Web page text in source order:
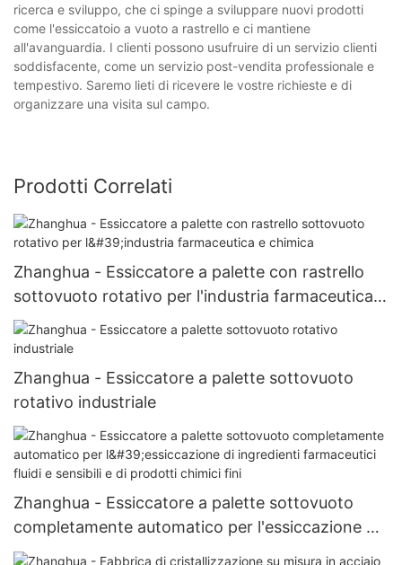
ricerca e sviluppo, che ci spinge a sviluppare nuovi prodotti
come l'essiccatoio a vuoto a rastrello e ci mantiene
all'avanguardia. I clienti possono usufruire di un servizio clienti
soddisfacente, come un servizio post-vendita professionale e
tempestivo. Saremo lieti di ricevere le vostre richieste e di
organizzare una visita sul campo.
Prodotti Correlati
Zhanghua - Essiccatore a palette con rastrello
sottovuoto rotativo per l'industria farmaceutica e
chimica
Zhanghua - Essiccatore a palette sottovuoto
rotativo industriale
Zhanghua - Essiccatore a palette sottovuoto
completamente automatico per l'essiccazione di
ingredienti farmaceutici fluidi e sensibili e di